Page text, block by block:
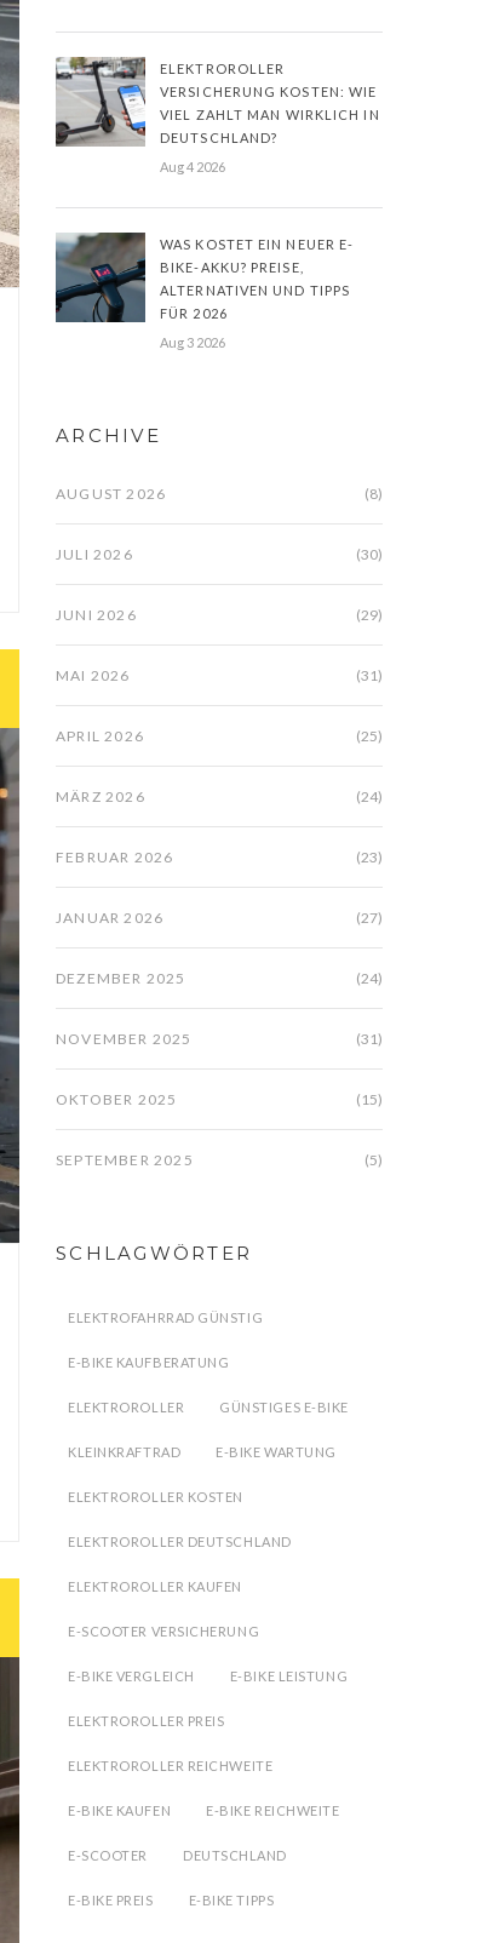
ELEKTROROLLER
VERSICHERUNG KOSTEN: WIE
VIEL ZAHLT MAN WIRKLICH IN
DEUTSCHLAND?
Aug 4 2026
WAS KOSTET EIN NEUER E-
BIKE-AKKU? PREISE,
ALTERNATIVEN UND TIPPS
FÜR 2026
Aug 3 2026
ARCHIVE
AUGUST 2026 (8)
JULI 2026 (30)
JUNI 2026 (29)
MAI 2026 (31)
APRIL 2026 (25)
MÄRZ 2026 (24)
FEBRUAR 2026 (23)
JANUAR 2026 (27)
DEZEMBER 2025 (24)
NOVEMBER 2025 (31)
OKTOBER 2025 (15)
SEPTEMBER 2025 (5)
SCHLAGWÖRTER
ELEKTROFAHRRAD GÜNSTIG
E-BIKE KAUFBERATUNG
ELEKTROROLLER GÜNSTIGES E-BIKE
KLEINKRAFTRAD E-BIKE WARTUNG
ELEKTROROLLER KOSTEN
ELEKTROROLLER DEUTSCHLAND
ELEKTROROLLER KAUFEN
E-SCOOTER VERSICHERUNG
E-BIKE VERGLEICH E-BIKE LEISTUNG
ELEKTROROLLER PREIS
ELEKTROROLLER REICHWEITE
E-BIKE KAUFEN E-BIKE REICHWEITE
E-SCOOTER DEUTSCHLAND
E-BIKE PREIS E-BIKE TIPPS